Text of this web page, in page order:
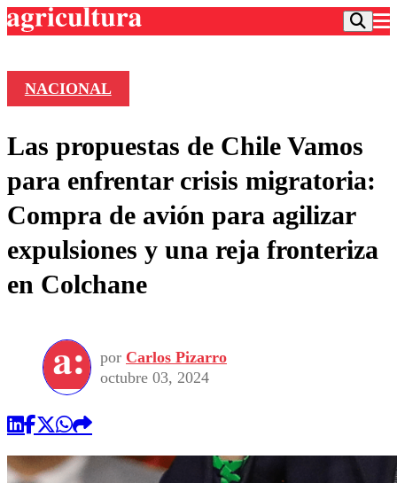
Frecuencias
Agricultura TV
Deportes
Colo Colo
Motor
Seleccion Chilena
Universidad Católica
Universidad de Chile
Entretención
Economía
Política
Sustentabilidad
Vida Social
Publicaciones en medios
Comercial
NACIONAL
Las propuestas de Chile Vamos
para enfrentar crisis migratoria:
Compra de avión para agilizar
expulsiones y una reja fronteriza
en Colchane
por Carlos Pizarro
octubre 03, 2024